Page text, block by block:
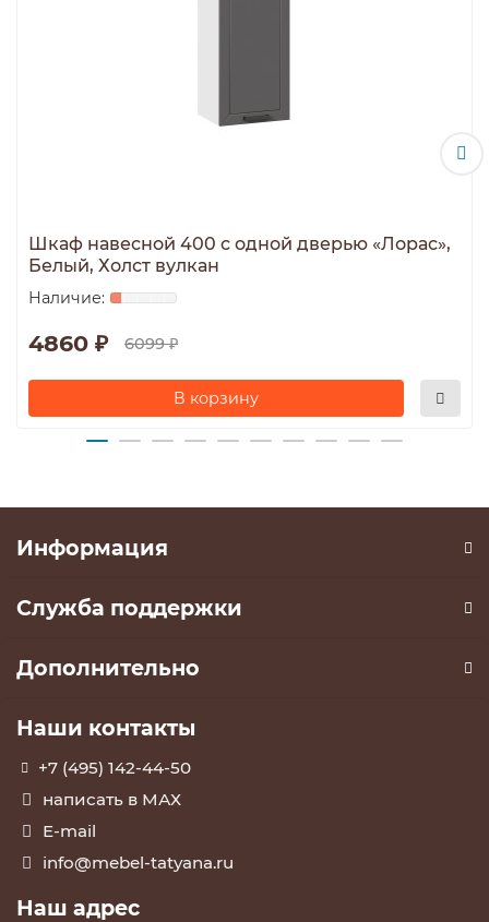
Шкаф навесной 400 c одной дверью «Лорас»,
Белый, Холст вулкан
4860 ₽ 6099 ₽
В корзину
Информация
Служба поддержки
Дополнительно
Наши контакты
+7 (495) 142-44-50
написать в МАХ
E-mail
info@mebel-tatyana.ru
Наш адрес